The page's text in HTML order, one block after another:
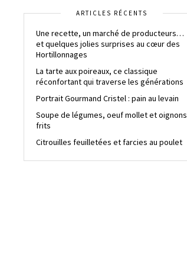
ARTICLES RÉCENTS
Une recette, un marché de producteurs…
et quelques jolies surprises au cœur des
Hortillonnages
La tarte aux poireaux, ce classique
réconfortant qui traverse les générations
Portrait Gourmand Cristel : pain au levain
Soupe de légumes, oeuf mollet et oignons
frits
Citrouilles feuilletées et farcies au poulet